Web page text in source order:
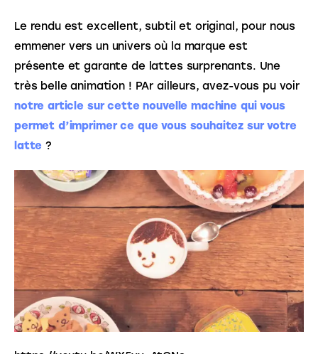
Le rendu est excellent, subtil et original, pour nous
emmener vers un univers où la marque est
présente et garante de lattes surprenants. Une
très belle animation ! PAr ailleurs, avez-vous pu voir
notre article sur cette nouvelle machine qui vous
permet d’imprimer ce que vous souhaitez sur votre
latte ?